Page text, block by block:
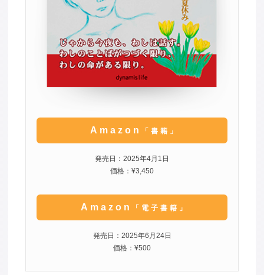
Amazon 「書籍」
発売日：2025年4月1日
価格：¥3,450
Amazon 「電子書籍」
発売日：2025年6月24日
価格：¥500